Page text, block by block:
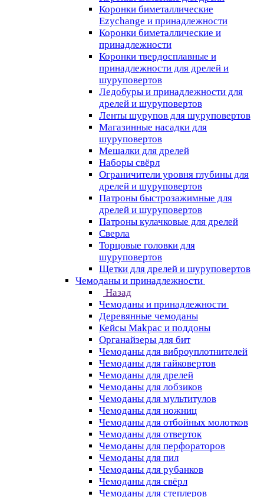
Коронки биметаллические
Ezychange и принадлежности
Коронки биметаллические и
принадлежности
Коронки твердосплавные и
принадлежности для дрелей и
шуруповертов
Ледобуры и принадлежности для
дрелей и шуруповертов
Ленты шурупов для шуруповертов
Магазинные насадки для
шуруповертов
Мешалки для дрелей
Наборы свёрл
Ограничители уровня глубины для
дрелей и шуруповертов
Патроны быстрозажимные для
дрелей и шуруповертов
Патроны кулачковые для дрелей
Сверла
Торцовые головки для
шуруповертов
Щетки для дрелей и шуруповертов
Чемоданы и принадлежности
Назад
Чемоданы и принадлежности
Деревянные чемоданы
Кейсы Makpac и поддоны
Органайзеры для бит
Чемоданы для виброуплотнителей
Чемоданы для гайковертов
Чемоданы для дрелей
Чемоданы для лобзиков
Чемоданы для мультитулов
Чемоданы для ножниц
Чемоданы для отбойных молотков
Чемоданы для отверток
Чемоданы для перфораторов
Чемоданы для пил
Чемоданы для рубанков
Чемоданы для свёрл
Чемоданы для степлеров